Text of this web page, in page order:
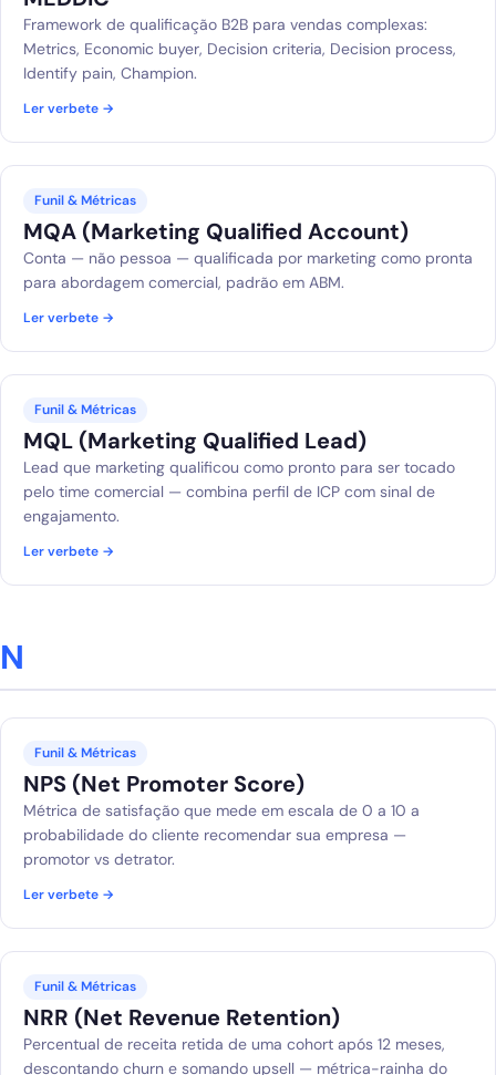
Framework de qualificação B2B para vendas complexas:
Metrics, Economic buyer, Decision criteria, Decision process,
Identify pain, Champion.
Ler verbete →
Funil & Métricas
MQA (Marketing Qualified Account)
Conta — não pessoa — qualificada por marketing como pronta
para abordagem comercial, padrão em ABM.
Ler verbete →
Funil & Métricas
MQL (Marketing Qualified Lead)
Lead que marketing qualificou como pronto para ser tocado
pelo time comercial — combina perfil de ICP com sinal de
engajamento.
Ler verbete →
N
Funil & Métricas
NPS (Net Promoter Score)
Métrica de satisfação que mede em escala de 0 a 10 a
probabilidade do cliente recomendar sua empresa —
promotor vs detrator.
Ler verbete →
Funil & Métricas
NRR (Net Revenue Retention)
Percentual de receita retida de uma cohort após 12 meses,
descontando churn e somando upsell — métrica-rainha do